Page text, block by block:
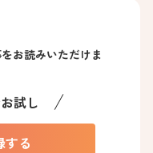
お読みいただけま
試し
する